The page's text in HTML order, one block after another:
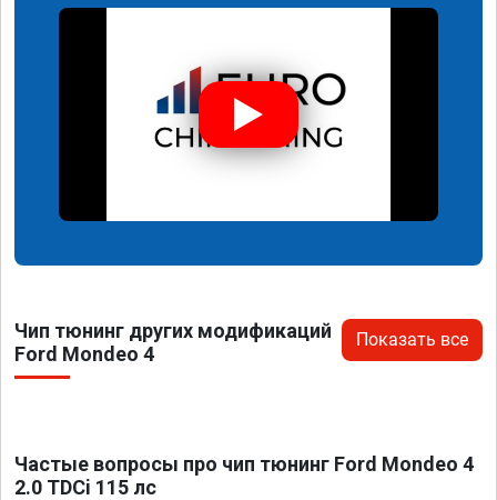
Чип тюнинг других модификаций
Ford Mondeo 4
Показать все
Частые вопросы про чип тюнинг Ford Mondeo 4
2.0 TDCi 115 лс